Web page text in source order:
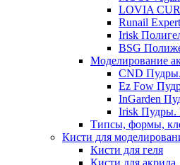
LOVIA
Runail
Irisk
BSG
Моделирование
CND
Ez Fow
InGarden
Irisk
Типсы, формы,
Кисти для
Кисти для геля
Кисти для акрила